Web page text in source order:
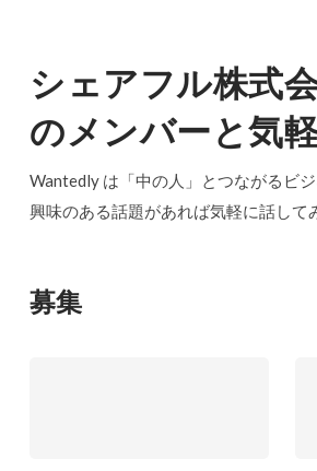
シェアフル株式
のメンバーと気
Wantedly は「中の人」とつながるビジ
興味のある話題があれば気軽に話して
募集